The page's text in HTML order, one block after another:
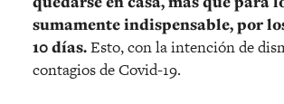
sumamente indispensable, por
10 días.Esto, con la intención de
contagios de Covid-19.